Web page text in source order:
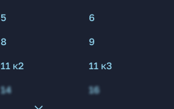
5
6
8
9
11 к2
11 к3
14 16